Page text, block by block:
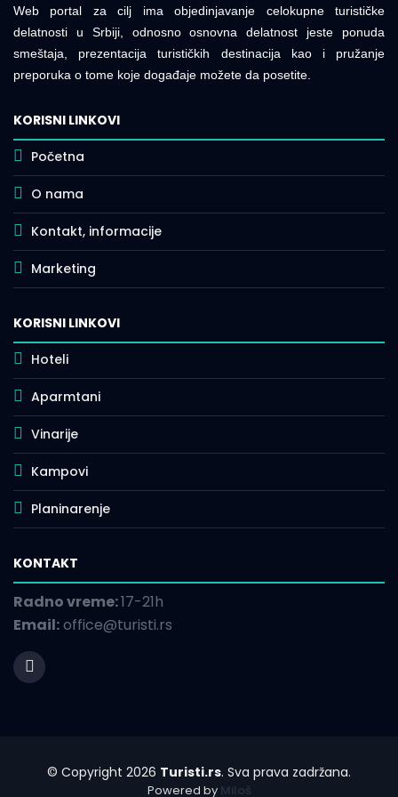
Web portal za cilj ima objedinjavanje celokupne turističke
delatnosti u Srbiji, odnosno osnovna delatnost jeste ponuda
smeštaja, prezentacija turističkih destinacija kao i pružanje
preporuka o tome koje događaje možete da posetite.
KORISNI LINKOVI
Početna
O nama
Kontakt, informacije
Marketing
KORISNI LINKOVI
Hoteli
Aparmtani
Vinarije
Kampovi
Planinarenje
KONTAKT
Radno vreme:17-21h
Email:office@turisti.rs
© Copyright 2026 Turisti.rs. Sva prava zadržana.
Powered by Miloš